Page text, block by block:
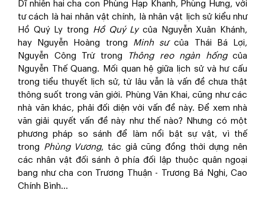
Dĩ nhiên hai cha con Phùng Hạp Khanh, Phùng Hưng, với
tư cách là hai nhân vật chính, là nhân vật lịch sử kiểu như
Hồ Quý Ly trong Hồ Quý Lycủa Nguyễn Xuân Khánh,
hay Nguyễn Hoàng trong Minh sưcủa Thái Bá Lợi,
Nguyễn Công Trứ trong
Thông reo ngàn hốngcủa
Nguyễn Thế Quang. Mối quan hệ giữa lịch sử và hư cấu
trong tiểu thuyết lịch sử, từ lâu vẫn là vấn đề chưa thật
thông suốt trong văn giới. Phùng Văn Khai, cũng như các
nhà văn khác, phải đối diện với vấn đề này. Để xem nhà
văn giải quyết vấn đề này như thế nào? Nhưng có một
phương pháp so sánh để làm nổi bật sự vật, vì thế
trong Phùng Vương, tác giả cũng đồng thời dựng nên
các nhân vật đối sánh ở phía đối lập thuộc quân ngoại
bang như cha con Trương Thuận - Trương Bá Nghi, Cao
Chính Bình…